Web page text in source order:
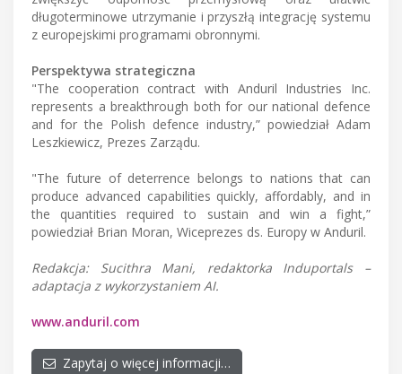
długoterminowe utrzymanie i przyszłą integrację systemu
z europejskimi programami obronnymi.
Perspektywa strategiczna
"The cooperation contract with Anduril Industries Inc.
represents a breakthrough both for our national defence
and for the Polish defence industry,” powiedział Adam
Leszkiewicz, Prezes Zarządu.
"The future of deterrence belongs to nations that can
produce advanced capabilities quickly, affordably, and in
the quantities required to sustain and win a fight,”
powiedział Brian Moran, Wiceprezes ds. Europy w Anduril.
Redakcja: Sucithra Mani, redaktorka Induportals –
adaptacja z wykorzystaniem AI.
www.anduril.com
Zapytaj o więcej informacji…